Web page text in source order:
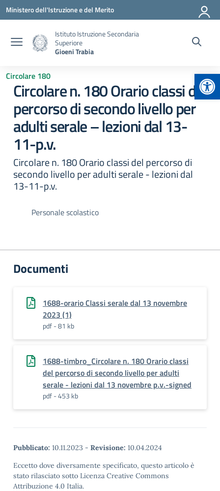
Vai ai contenuti
Vai al menu di navigazione
Vai al footer
Ministero dell'Istruzione e del Merito
Istituto Istruzione Secondaria
Superiore
Gioeni Trabia
Circolare 180
Circolare n. 180 Orario classi del
percorso di secondo livello per
adulti serale – lezioni dal 13-
11-p.v.
Circolare n. 180 Orario classi del percorso di
secondo livello per adulti serale - lezioni dal
13-11-p.v.
Personale scolastico
Documenti
1688-orario Classi serale dal 13 novembre
2023 (1)
pdf - 81 kb
1688-timbro_Circolare n. 180 Orario classi
del percorso di secondo livello per adulti
serale - lezioni dal 13 novembre p.v.-signed
pdf - 453 kb
Pubblicato: 10.11.2023 - Revisione: 10.04.2024
Eccetto dove diversamente specificato, questo articolo è
stato rilasciato sotto Licenza Creative Commons
Attribuzione 4.0 Italia.